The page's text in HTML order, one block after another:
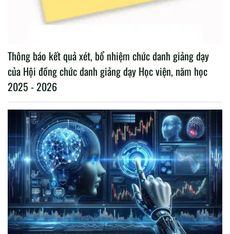
Thông báo kết quả xét, bổ nhiệm chức danh giảng dạy
của Hội đồng chức danh giảng dạy Học viện, năm học
2025 - 2026